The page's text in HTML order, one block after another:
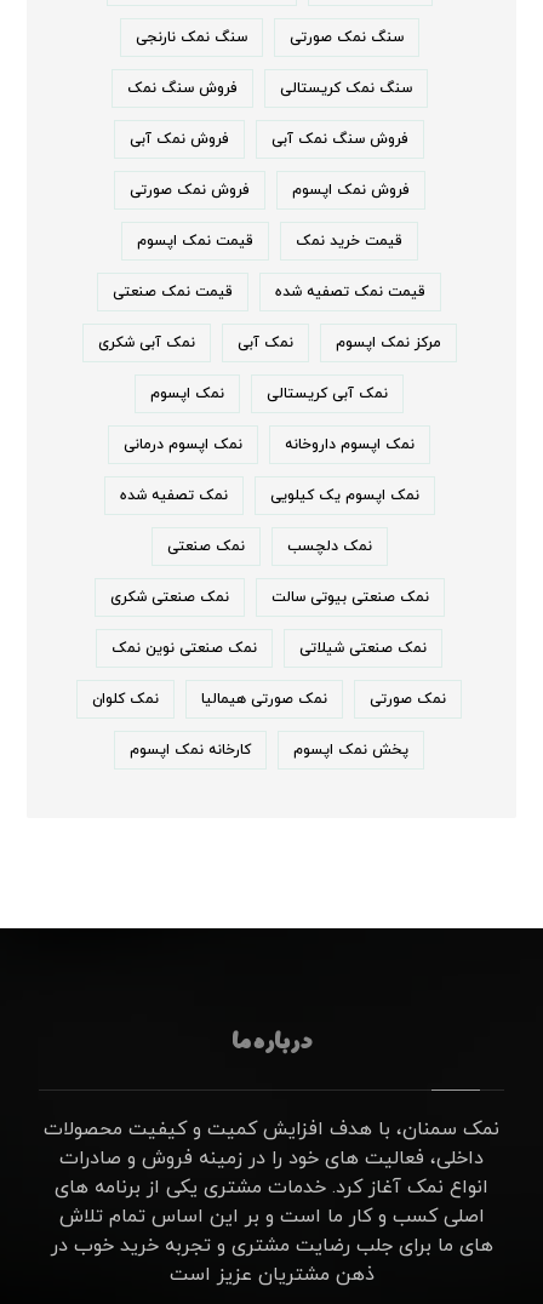
سنگ نمک صورتی سنگ نمک نارنجی
سنگ نمک کریستالی فروش سنگ نمک
فروش سنگ نمک آبی فروش نمک آبی
فروش نمک اپسوم فروش نمک صورتی
قیمت خرید نمک قیمت نمک اپسوم
قیمت نمک تصفیه شده قیمت نمک صنعتی
مرکز نمک اپسوم نمک آبی نمک آبی شکری
نمک آبی کریستالی نمک اپسوم
نمک اپسوم داروخانه نمک اپسوم درمانی
نمک اپسوم یک کیلویی نمک تصفیه شده
نمک دلچسب نمک صنعتی
نمک صنعتی بیوتی سالت نمک صنعتی شکری
نمک صنعتی شیلاتی نمک صنعتی نوین نمک
نمک صورتی نمک صورتی هیمالیا نمک کلوان
پخش نمک اپسوم کارخانه نمک اپسوم
درباره ما
نمک سمنان، با هدف افزایش کمیت و کیفیت محصولات
داخلی، فعالیت های خود را در زمینه فروش و صادرات
انواع نمک آغاز کرد. خدمات مشتری یکی از برنامه های
اصلی کسب و کار ما است و بر این اساس تمام تلاش
های ما برای جلب رضایت مشتری و تجربه خرید خوب در
ذهن مشتریان عزیز است